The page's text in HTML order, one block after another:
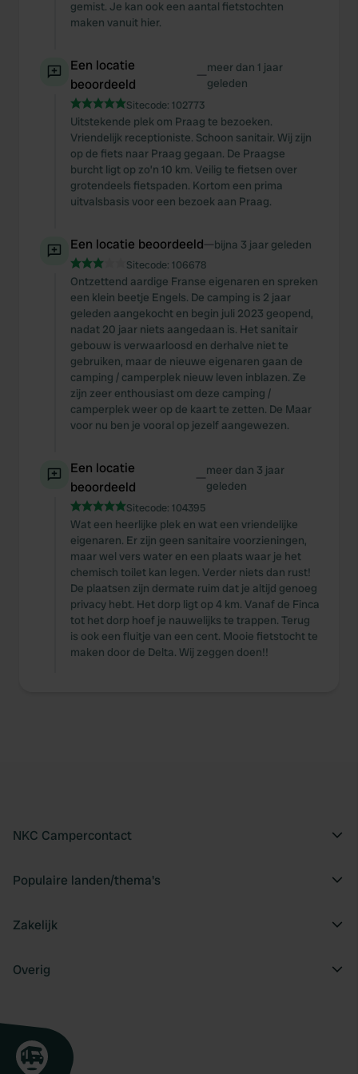
We use cookies to personalise content and ads, to
provide social media features and to analyse our traffic.
our social media, advertising and analytics partners who
may combine it with other information that you’ve
provided to them or that they’ve collected from your use
of their services.
gemist. Je kan ook een aantal fietstochten
maken vanuit hier.
Een locatie
beoordeeld
—meer dan 1 jaar
geleden
Sitecode: 102773
Uitstekende plek om Praag te bezoeken.
Vriendelijk receptioniste. Schoon sanitair. Wij zijn
op de fiets naar Praag gegaan. De Praagse
burcht ligt op zo’n 10 km. Veilig te fietsen over
grotendeels fietspaden. Kortom een prima
uitvalsbasis voor een bezoek aan Praag.
Een locatie beoordeeld—bijna 3 jaar geleden
Sitecode: 106678
Ontzettend aardige Franse eigenaren en spreken
een klein beetje Engels. De camping is 2 jaar
geleden aangekocht en begin juli 2023 geopend,
nadat 20 jaar niets aangedaan is. Het sanitair
gebouw is verwaarloosd en derhalve niet te
gebruiken, maar de nieuwe eigenaren gaan de
camping / camperplek nieuw leven inblazen. Ze
zijn zeer enthousiast om deze camping /
camperplek weer op de kaart te zetten. De Maar
voor nu ben je vooral op jezelf aangewezen.
Een locatie
beoordeeld
—meer dan 3 jaar
geleden
Sitecode: 104395
Wat een heerlijke plek en wat een vriendelijke
eigenaren. Er zijn geen sanitaire voorzieningen,
maar wel vers water en een plaats waar je het
chemisch toilet kan legen. Verder niets dan rust!
De plaatsen zijn dermate ruim dat je altijd genoeg
privacy hebt. Het dorp ligt op 4 km. Vanaf de Finca
tot het dorp hoef je nauwelijks te trappen. Terug
is ook een fluitje van een cent. Mooie fietstocht te
maken door de Delta. Wij zeggen doen!!
NKC Campercontact
Populaire landen/thema's
Zakelijk
Overig